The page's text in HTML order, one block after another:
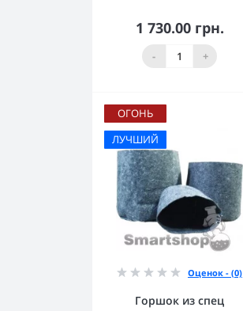
1 730.00 грн.
- +
В корзину
ОГОНЬ
ЛУЧШИЙ
Оценок - (0)
Горшок из спец